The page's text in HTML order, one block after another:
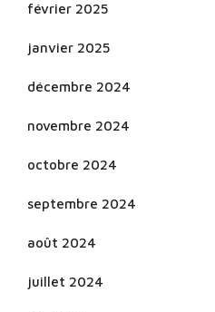
février 2025
janvier 2025
décembre 2024
novembre 2024
octobre 2024
septembre 2024
août 2024
juillet 2024